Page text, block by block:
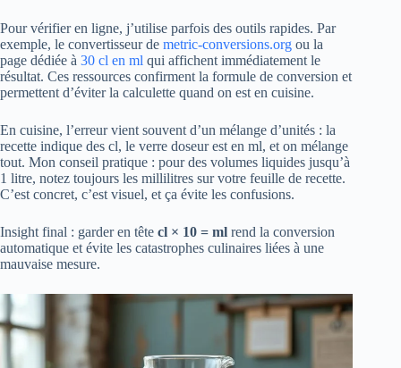
Pour vérifier en ligne, j’utilise parfois des outils rapides. Par
exemple, le convertisseur de metric-conversions.org ou la
page dédiée à 30 cl en ml qui affichent immédiatement le
résultat. Ces ressources confirment la formule de conversion et
permettent d’éviter la calculette quand on est en cuisine.
En cuisine, l’erreur vient souvent d’un mélange d’unités : la
recette indique des cl, le verre doseur est en ml, et on mélange
tout. Mon conseil pratique : pour des volumes liquides jusqu’à
1 litre, notez toujours les millilitres sur votre feuille de recette.
C’est concret, c’est visuel, et ça évite les confusions.
Insight final : garder en tête cl × 10 = ml rend la conversion
automatique et évite les catastrophes culinaires liées à une
mauvaise mesure.